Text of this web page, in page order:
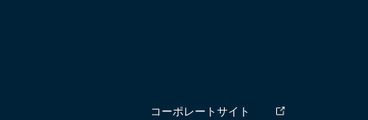
コーポレートサイト